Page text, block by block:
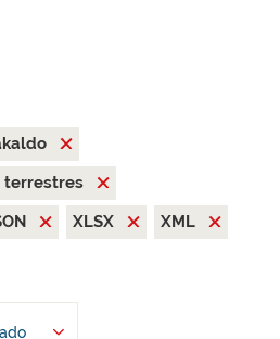
terrestres
XLSX
XML